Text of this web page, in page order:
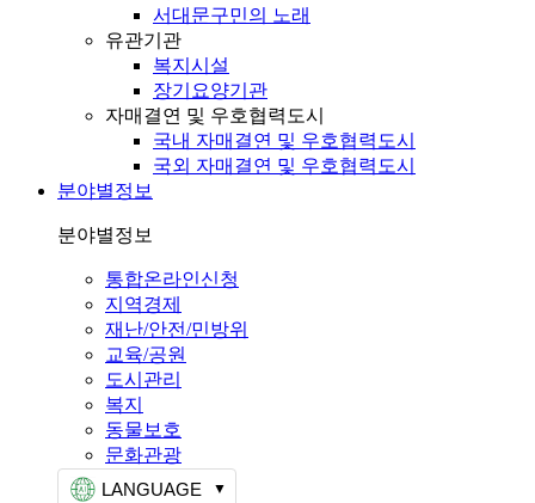
서대문구민의 노래
유관기관
복지시설
장기요양기관
자매결연 및 우호협력도시
국내 자매결연 및 우호협력도시
국외 자매결연 및 우호협력도시
분야별정보
분야별정보
통합온라인신청
지역경제
재난/안전/민방위
교육/공원
도시관리
복지
동물보호
문화관광
LANGUAGE